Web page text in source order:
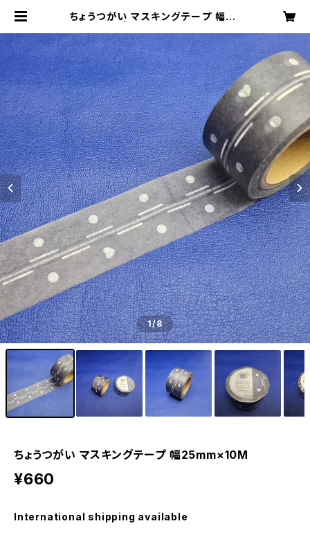
ちょうつがい マスキングテープ 幅25
A-GOODS COLLECTION
1/8
ちょうつがい マスキングテープ 幅25mm×10M
¥660
International shipping available